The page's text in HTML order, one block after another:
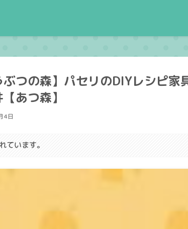
ぶつの森】パセリのDIYレシピ家
あつ森】
4日
ています。